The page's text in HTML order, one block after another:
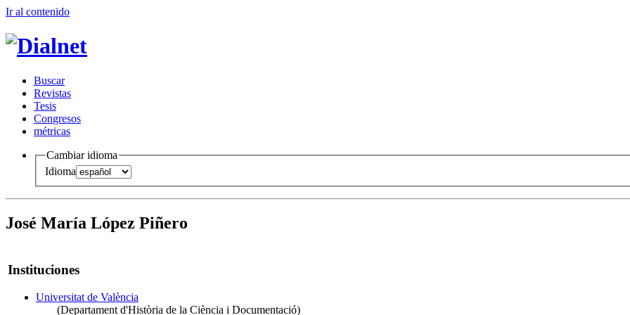
Ir al contenido
Buscar
Revistas
Tesis
Congresos
métricas
Cambiar idioma
Idioma
José María López Piñero
Instituciones
Universitat de València
(Departament d'Història de la Ciència i Documentació)